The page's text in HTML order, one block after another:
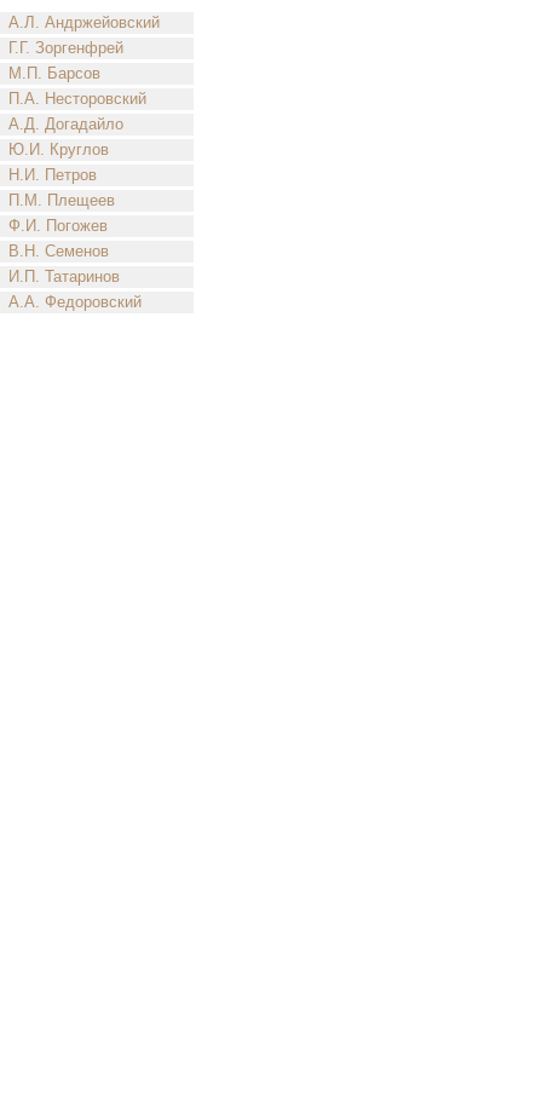
А.Л. Андржейовский
Г.Г. Зоргенфрей
М.П. Барсов
П.А. Несторовский
А.Д. Догадайло
Ю.И. Круглов
Н.И. Петров
П.М. Плещеев
Ф.И. Погожев
В.Н. Семенов
И.П. Татаринов
А.А. Федоровский